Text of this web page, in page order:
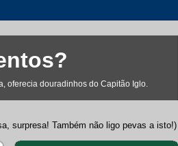
oferecia douradinhos do Capitão Iglo.
surpresa! Também não ligo pevas a isto!)